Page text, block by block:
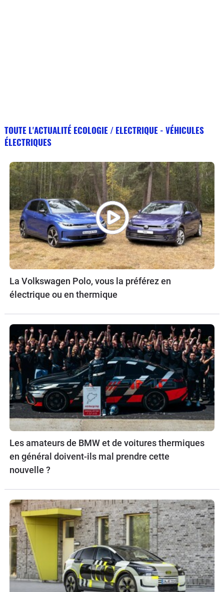
TOUTE L'ACTUALITÉ ECOLOGIE / ELECTRIQUE - VÉHICULES
ÉLECTRIQUES
La Volkswagen Polo, vous la préférez en
électrique ou en thermique
Les amateurs de BMW et de voitures thermiques
en général doivent-ils mal prendre cette
nouvelle ?